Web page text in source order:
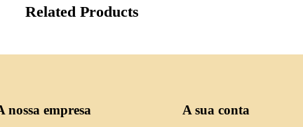
Related Products
nossa empresa A sua conta